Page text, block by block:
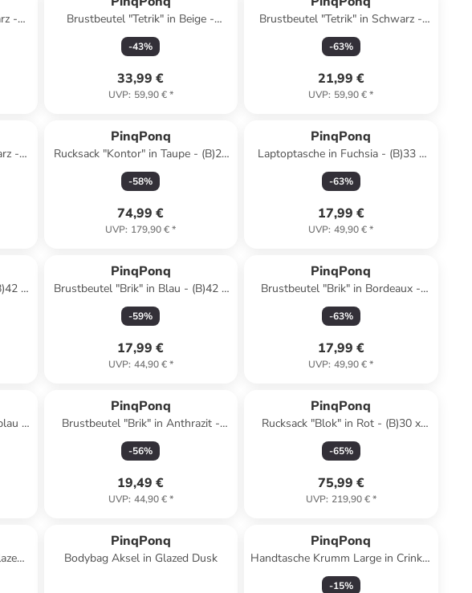
-
Brustbeutel "Tetrik" in Beige -
(B)22,5 x (H)18 x (T)10 cm
-43%
33,99 €
UVP: 59,90 €*
Brustbeutel "Tetrik" in Schwarz -
(B)22,5 x (H)18 x (T)10 cm
-63%
21,99 €
UVP: 59,90 €*
-
PinqPonq
Rucksack "Kontor" in Taupe - (B)29
x (H)47 x (T)13 cm
-58%
74,99 €
UVP: 179,90 €*
PinqPonq
Laptoptasche in Fuchsia - (B)33 x
(H)24 x (T)3 cm
-63%
17,99 €
UVP: 49,90 €*
x
PinqPonq
Brustbeutel "Brik" in Blau - (B)42 x
(H)18 x (T)9 cm
-59%
17,99 €
UVP: 44,90 €*
PinqPonq
Brustbeutel "Brik" in Bordeaux -
(B)42 x (H)18 x (T)9 cm
-63%
17,99 €
UVP: 49,90 €*
-
PinqPonq
Brustbeutel "Brik" in Anthrazit -
(B)42 x (H)18 x (T)9 cm
-56%
19,49 €
UVP: 44,90 €*
PinqPonq
Rucksack "Blok" in Rot - (B)30 x
(H)62 x (T)22 cm
-65%
75,99 €
UVP: 219,90 €*
PinqPonq
Bodybag Aksel in Glazed Dusk
PinqPonq
Handtasche Krumm Large in Crinkle
Black
-15%